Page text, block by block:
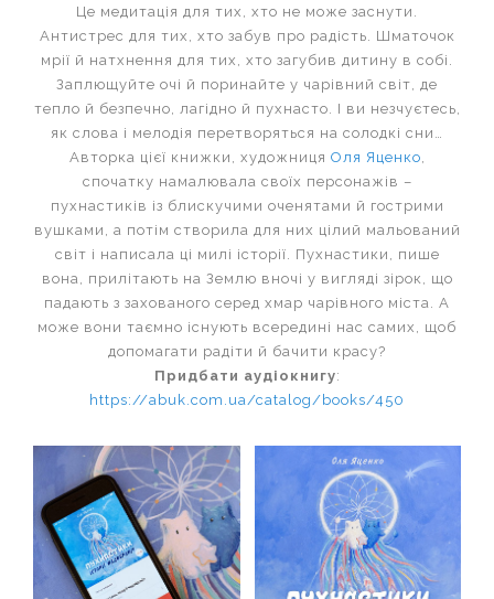
Це медитація для тих, хто не може заснути.
Антистрес для тих, хто забув про радість. Шматочок
мрії й натхнення для тих, хто загубив дитину в собі.
Заплющуйте очі й поринайте у чарівний світ, де
тепло й безпечно, лагідно й пухнасто. І ви незчуєтесь,
як слова і мелодія перетворяться на солодкі сни…
Авторка цієї книжки, художниця Оля Яценко,
спочатку намалювала своїх персонажів –
пухнастиків із блискучими оченятами й гострими
вушками, а потім створила для них цілий мальований
світ і написала ці милі історії. Пухнастики, пише
вона, прилітають на Землю вночі у вигляді зірок, що
падають з захованого серед хмар чарівного міста. А
може вони таємно існують всередині нас самих, щоб
допомагати радіти й бачити красу?
Придбати аудіокнигу:
https://abuk.com.ua/catalog/books/450